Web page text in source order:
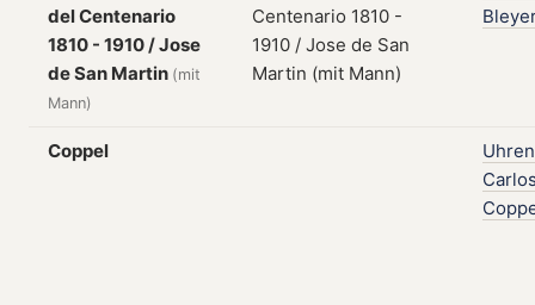
del Centenario
1810 - 1910 / Jose
de San Martin (mit
Mann)
Coppel